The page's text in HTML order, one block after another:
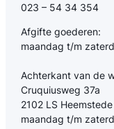
023 – 54 34 354
Afgifte goederen:
maandag t/m
Achterkant van de
Cruquiusweg 37a
2102 LS Heemstede
maandag t/m